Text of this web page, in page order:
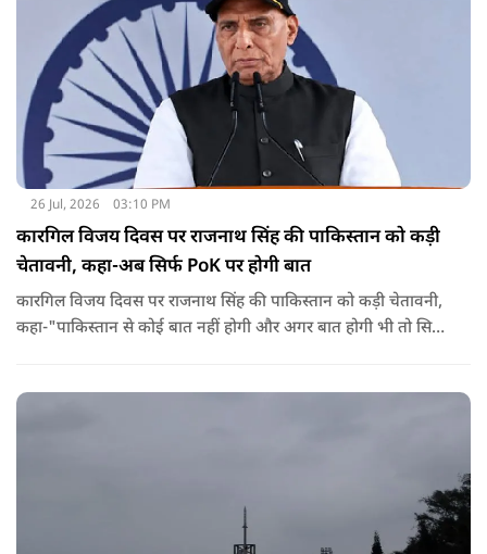
26 Jul, 2026 03:10 PM
कारगिल विजय दिवस पर राजनाथ सिंह की पाकिस्तान को कड़ी
चेतावनी, कहा-अब सिर्फ PoK पर होगी बात
कारगिल विजय दिवस पर राजनाथ सिंह की पाकिस्तान को कड़ी चेतावनी,
कहा-"पाकिस्तान से कोई बात नहीं होगी और अगर बात होगी भी तो सिर्फ